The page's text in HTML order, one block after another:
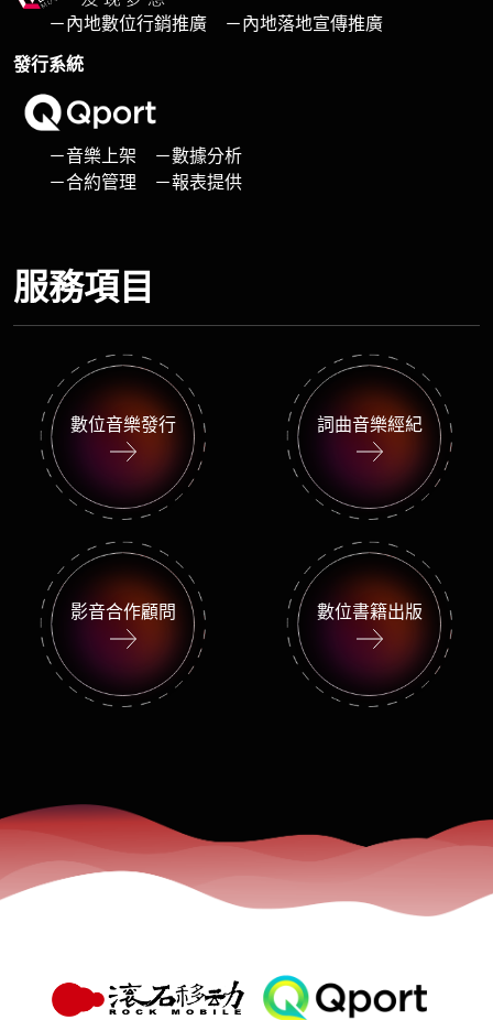
－內地數位行銷推廣 －內地落地宣傳推廣
發行系統
－音樂上架 －數據分析
－合約管理 －報表提供
服務項目
數位音樂發行 詞曲音樂經紀
影音合作顧問 數位書籍出版